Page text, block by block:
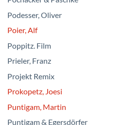
Podesser, Oliver
Poier, Alf
Poppitz. Film
Prieler, Franz
Projekt Remix
Prokopetz, Joesi
Puntigam, Martin
Puntigam & Egersdörfer